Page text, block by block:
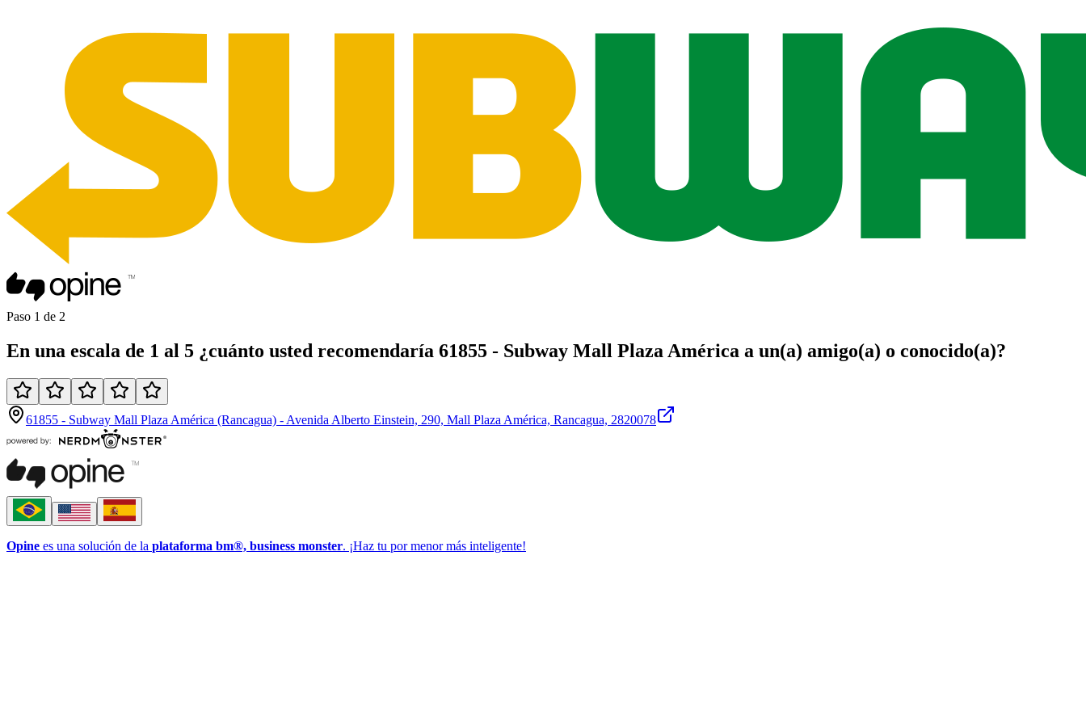
Paso 1 de 2
En una escala de 1 al 5 ¿cuánto usted recomendaría 61855 - Subway Mall Plaza América a un(a) amigo(a) o conocido(a)?
61855 - Subway Mall Plaza América (Rancagua) - Avenida Alberto Einstein, 290, Mall Plaza América, Rancagua, 2820078
Opine es una solución de la plataforma bm®, business monster. ¡Haz tu por menor más inteligente!